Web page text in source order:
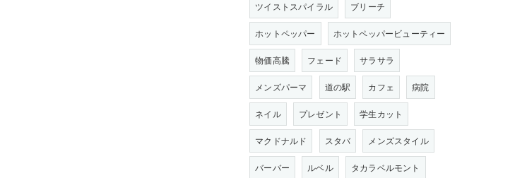
ツイストスパイラル ブリーチ
ホットペッパー ホットペッパービューティー
物価高騰 フェード サラサラ
メンズパーマ 道の駅 カフェ 病院
ネイル プレゼント 学生カット
マクドナルド スタバ メンズスタイル
バーバー ルベル タカラベルモント